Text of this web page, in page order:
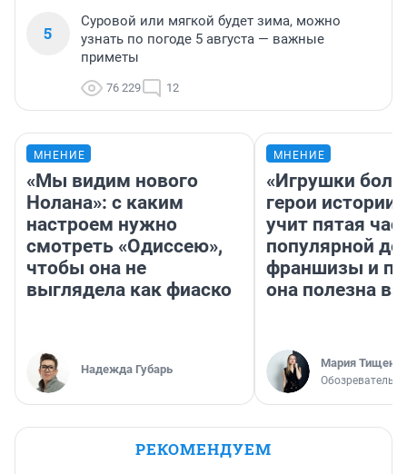
5
Суровой или мягкой будет зима, можно
узнать по погоде 5 августа — важные
приметы
76 229 12
МНЕНИЕ
«Мы видим нового
Нолана»: с каким
настроем нужно
смотреть «Одиссею»,
чтобы она не
выглядела как фиаско
Надежда Губарь
МНЕНИЕ
«Игрушки
герои
учит пятая
популярной
франшизы и
она полезна
Мария Тищенко
Обозреватель
РЕКОМЕНДУЕМ